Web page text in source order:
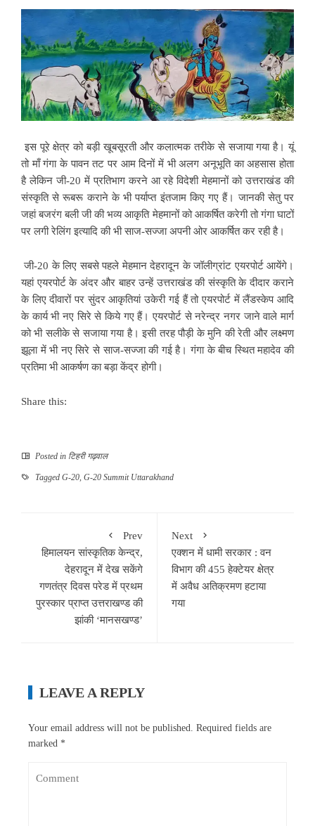
इस पूरे क्षेत्र को बड़ी खूबसूरती और कलात्मक तरीके से सजाया गया है। यूं
तो माँ गंगा के पावन तट पर आम दिनों में भी अलग अनूभूति का अहसास होता
है लेकिन जी-20 में प्रतिभाग करने आ रहे विदेशी मेहमानों को उत्तराखंड की
संस्कृति से रूबरू कराने के भी पर्याप्त इंतजाम किए गए हैं। जानकी सेतु पर
जहां बजरंग बली जी की भव्य आकृति मेहमानों को आकर्षित करेगी तो गंगा घाटों
पर लगी रेलिंग इत्यादि की भी साज-सज्जा अपनी ओर आकर्षित कर रही है।
जी-20 के लिए सबसे पहले मेहमान देहरादून के जॉलीग्रांट एयरपोर्ट आयेंगे।
यहां एयरपोर्ट के अंदर और बाहर उन्हें उत्तराखंड की संस्कृति के दीदार कराने
के लिए दीवारों पर सुंदर आकृतियां उकेरी गई हैं तो एयरपोर्ट में लैंडस्केप आदि
के कार्य भी नए सिरे से किये गए हैं। एयरपोर्ट से नरेन्द्र नगर जाने वाले मार्ग
को भी सलीके से सजाया गया है। इसी तरह पौड़ी के मुनि की रेती और लक्ष्मण
झूला में भी नए सिरे से साज-सज्जा की गई है। गंगा के बीच स्थित महादेव की
प्रतिमा भी आकर्षण का बड़ा केंद्र होगी।
Share this:
Posted in टिहरी गढ़वाल
Tagged G-20 G-20 Summit Uttarakhand
Prev
हिमालयन सांस्कृतिक केन्द्र,
देहरादून में देख सकेंगे
गणतंत्र दिवस परेड में प्रथम
पुरस्कार प्राप्त उत्तराखण्ड की
झांकी ‘मानसखण्ड’
Next
एक्शन में धामी सरकार : वन
विभाग की 455 हेक्टेयर क्षेत्र
में अवैध अतिक्रमण हटाया
गया
LEAVE A REPLY
Your email address will not be published. Required fields are
marked *